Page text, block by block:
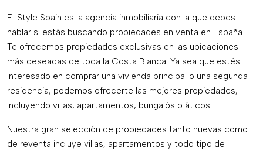
E-Style Spain es la agencia inmobiliaria con la que debes
hablar si estás buscando propiedades en venta en España.
Te ofrecemos propiedades exclusivas en las ubicaciones
más deseadas de toda la Costa Blanca. Ya sea que estés
interesado en comprar una vivienda principal o una segunda
residencia, podemos ofrecerte las mejores propiedades,
incluyendo villas, apartamentos, bungalós o áticos.
Nuestra gran selección de propiedades tanto nuevas como
de reventa incluye villas, apartamentos y todo tipo de